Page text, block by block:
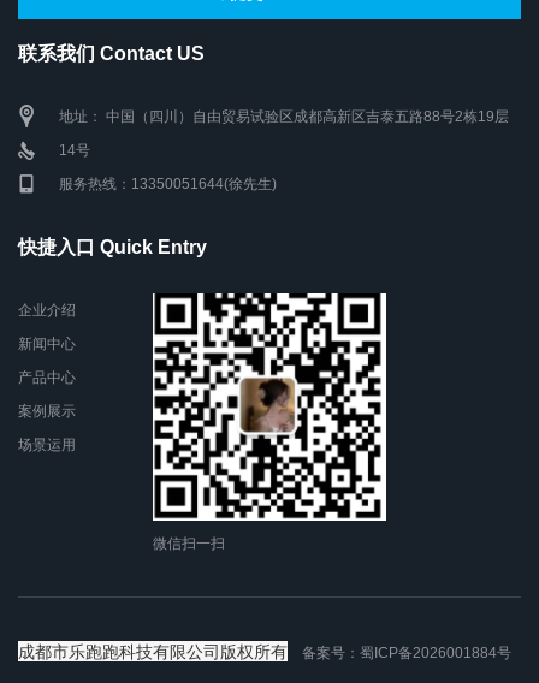
联系我们 Contact US
地址： 中国（四川）自由贸易试验区成都高新区吉泰五路88号2栋19层
14号
服务热线：13350051644(徐先生)
快捷入口 Quick Entry
企业介绍
新闻中心
产品中心
案例展示
场景运用
微信扫一扫
成都市乐跑跑科技有限公司版权所有 备案号： 蜀ICP备2026001884号